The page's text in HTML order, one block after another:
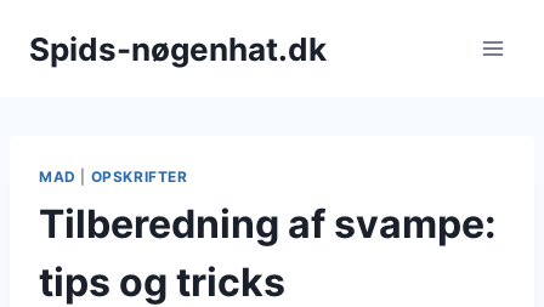
Spids-nøgenhat.dk
MAD OPSKRIFTER
Tilberedning af svampe:
tips og tricks